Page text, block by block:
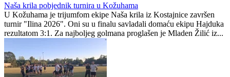
Naša krila pobjednik turnira u Kožuhama
U Kožuhama je trijumfom ekipe Naša krila iz Kostajnice završen
turnir "Ilina 2026". Oni su u finalu savladali domaću ekipu Hajduka
rezultatom 3:1. Za najboljeg golmana proglašen je Mladen Žilić iz...